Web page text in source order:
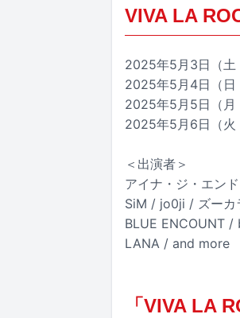
VIVA LA
2025年5月3日（土
2025年5月4日（日
2025年5月5日（月
2025年5月6日（火
＜出演者＞
アイナ・ジ・エン
SiM / jo0ji / ズー
BLUE ENCOUNT
LANA / and more
「VIVA LA